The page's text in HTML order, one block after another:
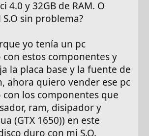
4.0 y 32GB de RAM. O
sin problema?
yo tenía un pc
estos componentes y
la placa base y la fuente de
ahora quiero vender ese pc
los componentes que
ram, disipador y
(GTX 1650)) en este
duro con mi S.O.